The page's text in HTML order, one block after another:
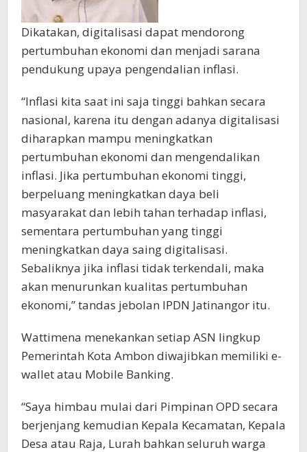
Dikatakan, digitalisasi dapat mendorong
pertumbuhan ekonomi dan menjadi sarana
pendukung upaya pengendalian inflasi.
“Inflasi kita saat ini saja tinggi bahkan secara
nasional, karena itu dengan adanya digitalisasi
diharapkan mampu meningkatkan
pertumbuhan ekonomi dan mengendalikan
inflasi. Jika pertumbuhan ekonomi tinggi,
berpeluang meningkatkan daya beli
masyarakat dan lebih tahan terhadap inflasi,
sementara pertumbuhan yang tinggi
meningkatkan daya saing digitalisasi.
Sebaliknya jika inflasi tidak terkendali, maka
akan menurunkan kualitas pertumbuhan
ekonomi,” tandas jebolan IPDN Jatinangor itu.
Wattimena menekankan setiap ASN lingkup
Pemerintah Kota Ambon diwajibkan memiliki e-
wallet atau Mobile Banking.
“Saya himbau mulai dari Pimpinan OPD secara
berjenjang kemudian Kepala Kecamatan, Kepala
Desa atau Raja, Lurah bahkan seluruh warga